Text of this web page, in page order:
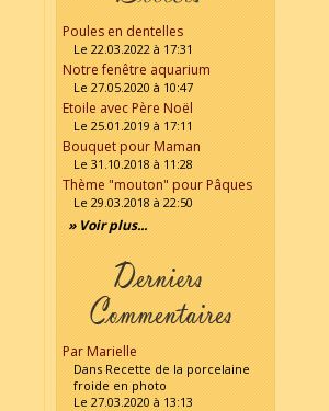
Poules en dentelles
Le 22.03.2022 à 17:31
Notre fenêtre aquarium
Le 27.05.2020 à 10:47
Etoile avec Père Noël
Le 25.01.2019 à 17:11
Bouquet pour Maman
Le 31.10.2018 à 11:28
Thème "mouton" pour Pâques
Le 29.03.2018 à 22:50
» Voir plus...
Par Marielle
Dans Recette de la porcelaine
froide en photo
Le 27.03.2020 à 13:13